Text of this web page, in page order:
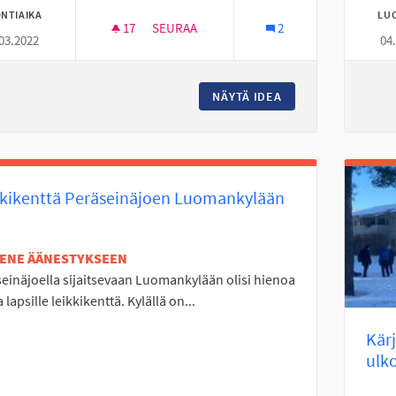
17 17 SEURAAJAA
SEURAA 2
NÄYTÄ IDEA
Peräseinäjoen Luomankylään
ÄÄNESTYKSEEN
sijaitsevaan Luomankylään olisi hienoa
lapsille leikkikenttä. Kylällä on...